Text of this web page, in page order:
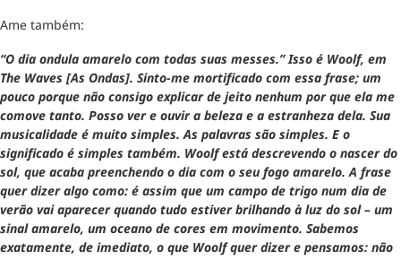
Ame também:
“O dia ondula amarelo com todas suas messes.” Isso é Woolf, em
The Waves [As Ondas]. Sinto-me mortificado com essa frase; um
pouco porque não consigo explicar de jeito nenhum por que ela me
comove tanto. Posso ver e ouvir a beleza e a estranheza dela. Sua
musicalidade é muito simples. As palavras são simples. E o
significado é simples também. Woolf está descrevendo o nascer do
sol, que acaba preenchendo o dia com o seu fogo amarelo. A frase
quer dizer algo como: é assim que um campo de trigo num dia de
verão vai aparecer quando tudo estiver brilhando à luz do sol – um
sinal amarelo, um oceano de cores em movimento. Sabemos
exatamente, de imediato, o que Woolf quer dizer e pensamos: não